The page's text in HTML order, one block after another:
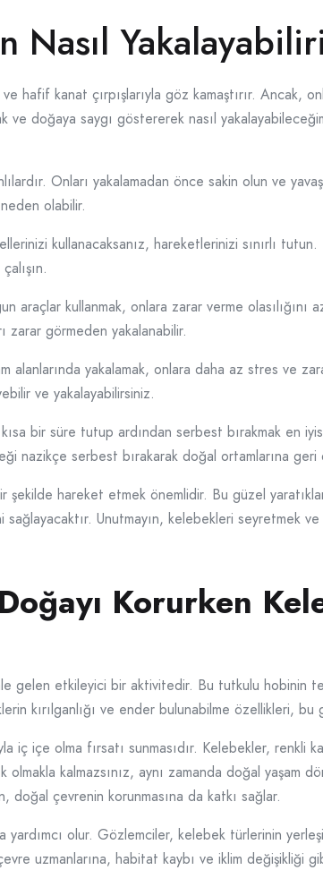
Nasıl
hafif kanat çırpışlarıyla göz kamaştırır. Ancak,
ve doğaya saygı göstererek nasıl
Onları yakalamadan önce sakin olun ve
olabilir.
kullanacaksanız, hareketlerinizi sınırlı
araçlar kullanmak, onlara zarar verme
zarar görmeden yakalanabilir.
alanlarında yakalamak, onlara daha az stres ve
ve yakalayabilirsiniz.
bir süre tutup ardından serbest bırakmak en
nazikçe serbest bırakarak doğal ortamlarına geri
hareket etmek önemlidir. Bu güzel
Unutmayın, kelebekleri seyretmek
Korurken
gelen etkileyici bir aktivitedir. Bu tutkulu hobinin
kırılganlığı ve ender bulunabilme özellikleri,
iç içe olma fırsatı sunmasıdır. Kelebekler, renkli
kalmazsınız, aynı zamanda doğal yaşam
doğal çevrenin korunmasına da katkı sağlar.
olur. Gözlemciler, kelebek türlerinin
uzmanlarına, habitat kaybı ve iklim değişikliği